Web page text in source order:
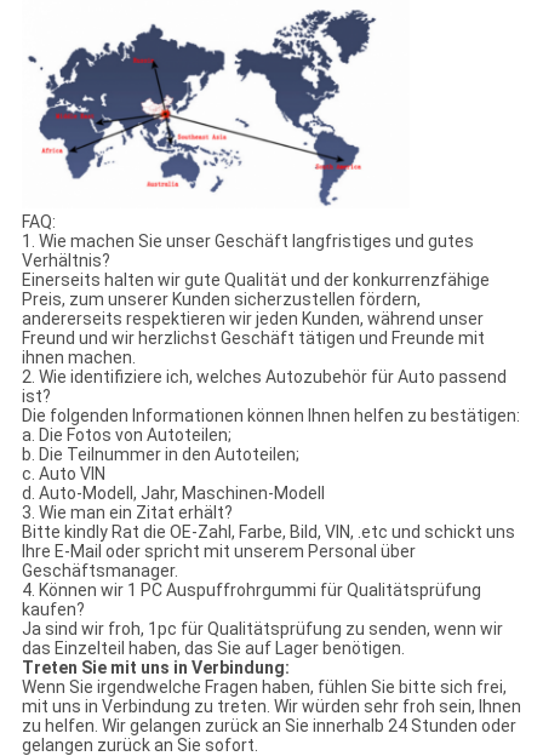
FAQ:
1. Wie machen Sie unser Geschäft langfristiges und gutes
Verhältnis?
Einerseits halten wir gute Qualität und der konkurrenzfähige
Preis, zum unserer Kunden sicherzustellen fördern,
andererseits respektieren wir jeden Kunden, während unser
Freund und wir herzlichst Geschäft tätigen und Freunde mit
ihnen machen.
2. Wie identifiziere ich, welches Autozubehör für Auto passend
ist?
Die folgenden Informationen können Ihnen helfen zu bestätigen:
a. Die Fotos von Autoteilen;
b. Die Teilnummer in den Autoteilen;
c. Auto VIN
d. Auto-Modell, Jahr, Maschinen-Modell
3. Wie man ein Zitat erhält?
Bitte kindly Rat die OE-Zahl, Farbe, Bild, VIN, .etc und schickt uns
Ihre E-Mail oder spricht mit unserem Personal über
Geschäftsmanager.
4. Können wir 1 PC Auspuffrohrgummi für Qualitätsprüfung
kaufen?
Ja sind wir froh, 1pc für Qualitätsprüfung zu senden, wenn wir
das Einzelteil haben, das Sie auf Lager benötigen.
Treten Sie mit uns in Verbindung:
Wenn Sie irgendwelche Fragen haben, fühlen Sie bitte sich frei,
mit uns in Verbindung zu treten. Wir würden sehr froh sein, Ihnen
zu helfen. Wir gelangen zurück an Sie innerhalb 24 Stunden oder
gelangen zurück an Sie sofort.